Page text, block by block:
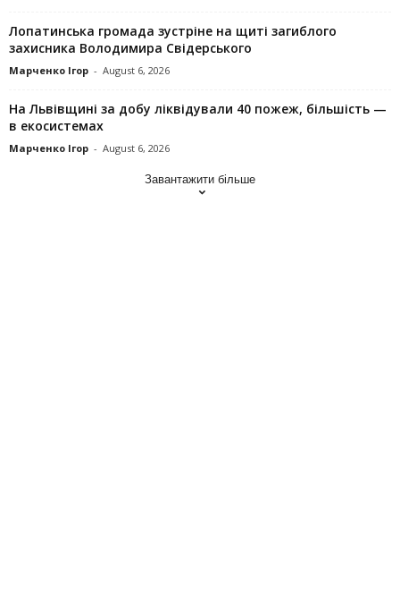
Лопатинська громада зустріне на щиті загиблого
захисника Володимира Свідерського
Марченко Ігор - August 6, 2026
На Львівщині за добу ліквідували 40 пожеж, більшість —
в екосистемах
Марченко Ігор - August 6, 2026
Завантажити більше